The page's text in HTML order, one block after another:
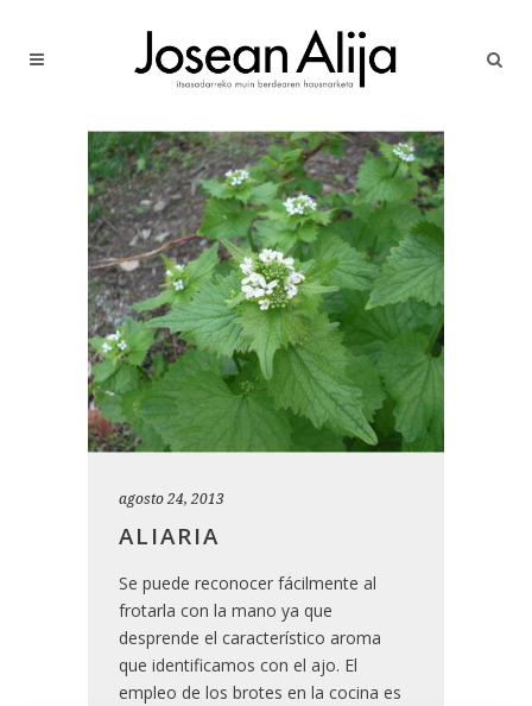
agosto 24, 2013
ALIARIA
Se puede reconocer fácilmente al
frotarla con la mano ya que
desprende el característico aroma
que identificamos con el ajo. El
empleo de los brotes en la cocina es